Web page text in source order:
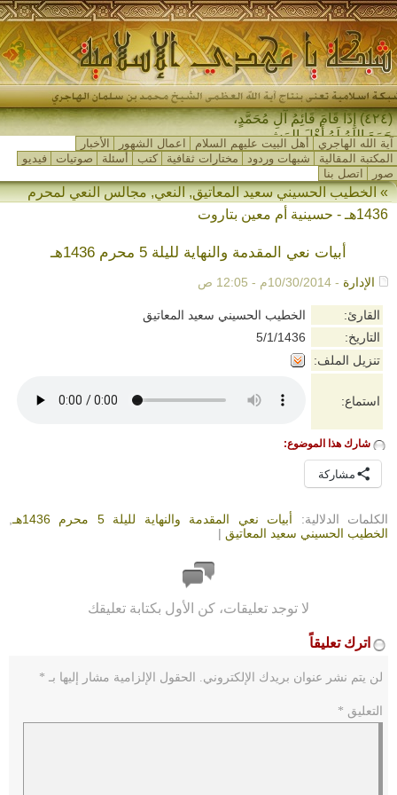
(٤٢٤) إِذَا قَامَ قَائِمُ آلِ مُحَمَّدٍ،
جَمَعَ اللهُ لَهُ أَهْلَ المَشْر_
آية الله الهاجري أهل البيت عليهم السلام اعمال الشهور
الأخبار
المكتبة المقالية
شبهات وردود مختارات ثقافية كتب أسئلة صوتيات
فيديو
صور
اتصل بنا
»الخطيب الحسيني سعيد المعاتيق,النعي,مجالس النعي لمحرم
1436هـ - حسينية أم معين بتاروت
أبيات نعي المقدمة والنهاية لليلة 5 محرم 1436هـ
الإدارة - 10/30/2014م - 12:05 ص
القارئ:
الخطيب الحسيني سعيد المعاتيق
التاريخ:
5/1/1436
تنزيل الملف:
استماع:
شارك هذا الموضوع:
مشاركة
الكلمات الدلالية: أبيات نعي المقدمة والنهاية لليلة 5 محرم 1436هـ
الخطيب الحسيني سعيد المعاتيق |
لا توجد تعليقات، كن الأول بكتابة تعليقك
اترك تعليقاً
لن يتم نشر عنوان بريدك الإلكتروني. الحقول الإلزامية مشار إليها بـ *
التعليق *